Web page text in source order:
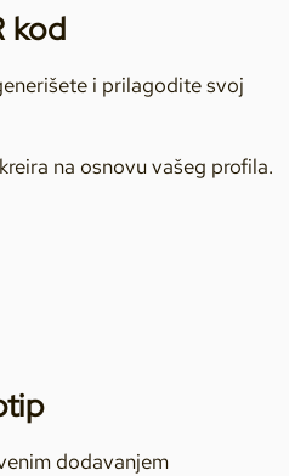
kod
i prilagodite svoj
na osnovu vašeg profila.
dodavanjem